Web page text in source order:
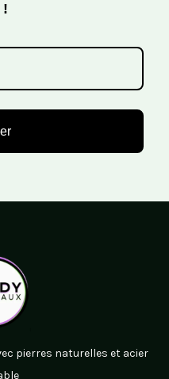
!
pierres naturelles et acier